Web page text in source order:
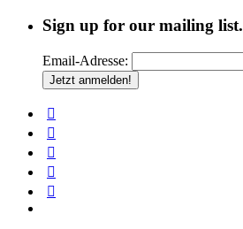
Sign up for our mailing list.
Email-Adresse: